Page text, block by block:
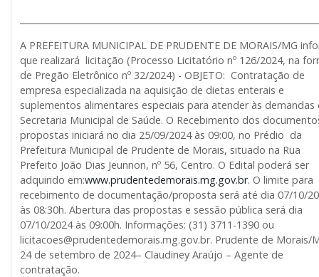
A PREFEITURA MUNICIPAL DE PRUDENTE DE MORAIS/MG
que realizará licitação (Processo Licitatório nº 126/2024, na
de Pregão Eletrônico nº 32/2024) - OBJETO: Contratação de
empresa especializada na aquisição de dietas enterais e
suplementos alimentares especiais para atender às demandas
Secretaria Municipal de Saúde. O Recebimento dos
propostas iniciará no dia 25/09/2024 às 09:00, no Prédio da
Prefeitura Municipal de Prudente de Morais, situado na Rua
Prefeito João Dias Jeunnon, nº 56, Centro. O Edital poderá ser
adquirido em:www.prudentedemorais.mg.gov.br. O limite para
recebimento de documentação/proposta será até dia 07/10/
às 08:30h. Abertura das propostas e sessão pública será dia
07/10/2024 às 09:00h. Informações: (31) 3711-1390 ou
licitacoes@prudentedemorais.mg.gov.br. Prudente de Morais/
24 de setembro de 2024– Claudiney Araújo – Agente de
contratação.